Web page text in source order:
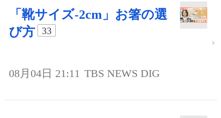
「靴サイズ-2cm」お箸の選
び方
33
08月04日 21:11 TBS NEWS DIG